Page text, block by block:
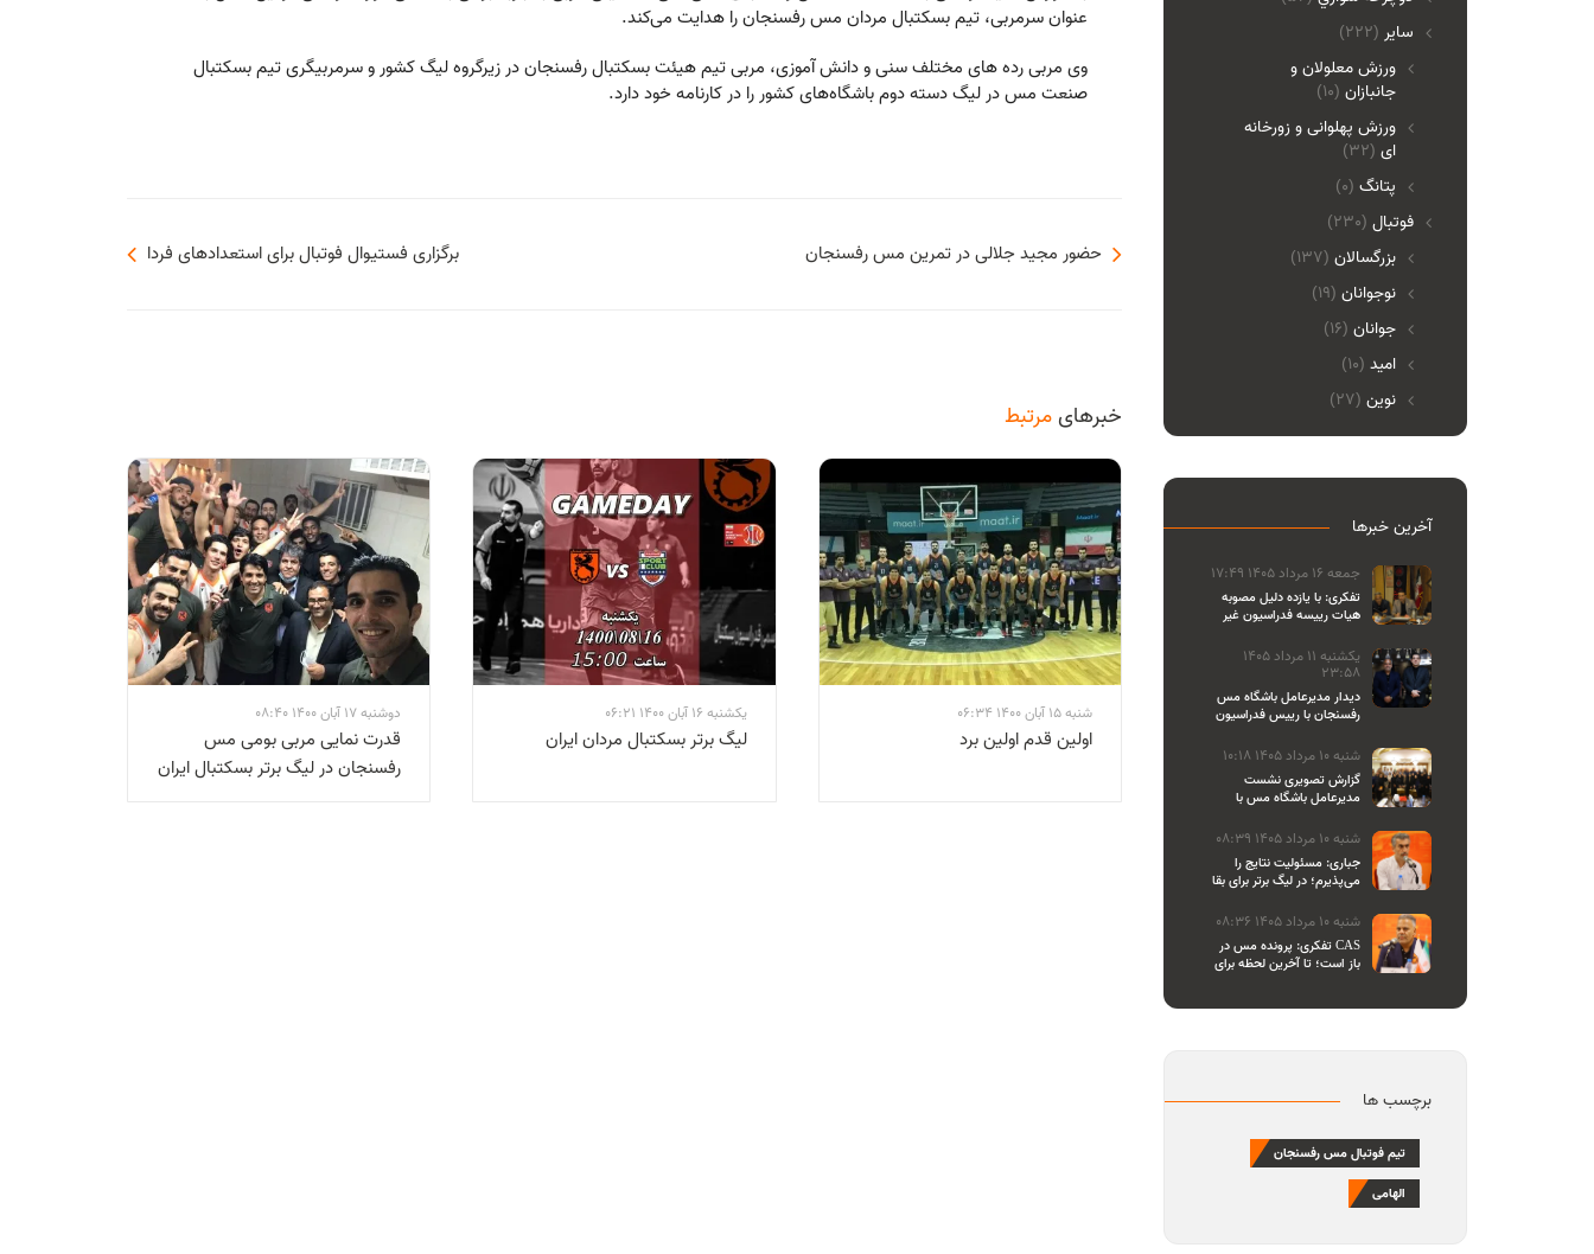
عنوان سرمربی، تیم بسکتبال مردان مس رفسنجان را هدایت می‌کند.
وی مربی رده های مختلف سنی و دانش آموزی، مربی تیم هیئت بسکتبال رفسنجان در زیرگروه لیگ کشور و سرمربیگری تیم بسکتبال
صنعت مس در لیگ دسته دوم باشگاه‌های کشور را در کارنامه خود دارد.
برگزاری فستیوال فوتبال برای استعدادهای فردا حضور مجید جلالی در تمرین مس رفسنجان
خبرهایمرتبط
شنبه 15 آبان 1400 06:34
اولین قدم اولین برد
یکشنبه 16 آبان 1400 06:21
لیگ برتر بسکتبال مردان ایران
دوشنبه 17 آبان 1400 08:40
قدرت نمایی مربی بومی مس
رفسنجان در ليگ برتر بسکتبال ايران
(222) ساير
ورزش معلولان و
جانبازان (10)
ورزش پهلوانی و زورخانه
ای (32)
پتانگ (0)
(230) فوتبال
بزرگسالان (137)
نوجوانان (19)
جوانان (16)
امید (10)
نوین (27)
آخرین خبرها
جمعه 16 مرداد 1405 17:49
تفکری: با یازده دلیل مصوبه
هیات رییسه فدراسیون غیر
یکشنبه 11 مرداد 1405
23:58
دیدار مدیرعامل باشگاه مس
رفسنجان با رییس فدراسیون
شنبه 10 مرداد 1405 10:18
گزارش تصویری نشست
مدیرعامل باشگاه مس با
شنبه 10 مرداد 1405 08:39
جباری: مسئولیت نتایج را
می‌پذیرم؛ در لیگ برتر برای بقا
می‌جنگیم
شنبه 10 مرداد 1405 08:36
تفکری: پرونده مس در CAS
باز است؛ تا آخرین لحظه برای
برچسب ها
تیم فوتبال مس رفسنجان
الهامی